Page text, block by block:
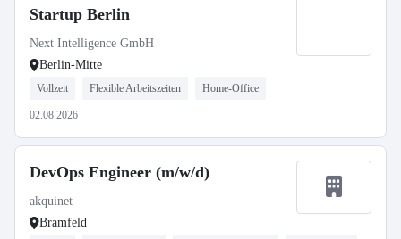
Startup Berlin
Next Intelligence GmbH
Berlin-Mitte
Vollzeit Flexible Arbeitszeiten Home-Office
02.08.2026
DevOps Engineer (m/w/d)
akquinet
Bramfeld